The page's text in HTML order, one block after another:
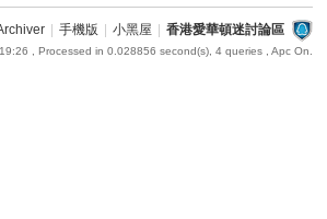
手機版 小黑屋 香港愛華頓迷討論區
, Processed in 0.028856 second(s), 4 queries , Apc On.